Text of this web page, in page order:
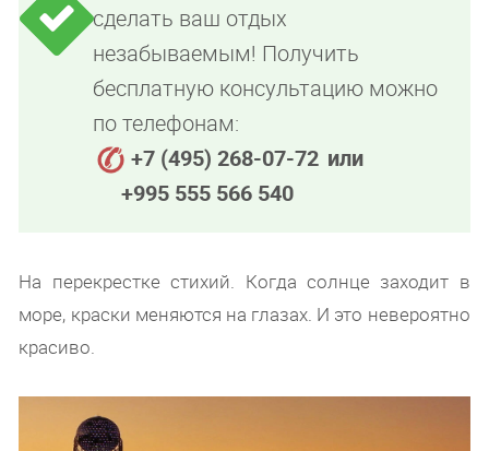
сделать ваш отдых
незабываемым! Получить
бесплатную консультацию можно
по телефонам:
+7 (495) 268-07-72 или
+995 555 566 540
На перекрестке стихий. Когда солнце заходит в
море, краски меняются на глазах. И это невероятно
красиво.